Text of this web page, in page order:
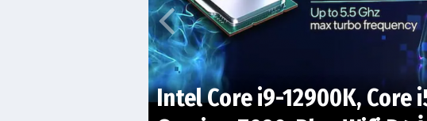
Intel Core i9-12900K, Core